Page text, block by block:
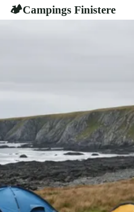
🏕Campings Finistere